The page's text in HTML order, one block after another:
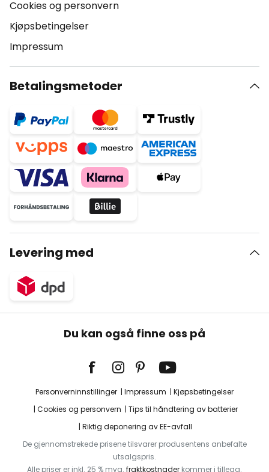
Cookies og personvern
Kjøpsbetingelser
Impressum
Betalingsmetoder
Levering med
Du kan også finne oss på
Personverninnstillinger Impressum
Kjøpsbetingelser
Cookies og personvern
Tips til håndtering av batterier
Riktig deponering av EE-avfall
De gjennomstrekede prisene tilsvarer produsentens anbefalte
utsalgspris.
Alle priser er inkl. 25 % mva. fraktkostnader kommer i tillegg.